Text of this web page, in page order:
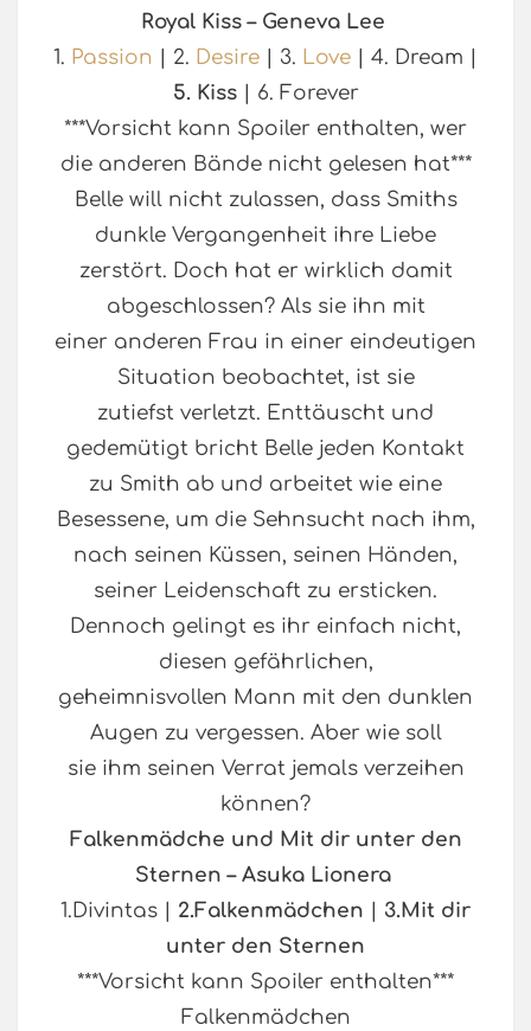
Royal Kiss – Geneva Lee
1. Passion | 2. Desire | 3. Love | 4. Dream |
5. Kiss| 6. Forever
***Vorsicht kann Spoiler enthalten, wer
die anderen Bände nicht gelesen hat***
Belle will nicht zulassen, dass Smiths
dunkle Vergangenheit ihre Liebe
zerstört. Doch hat er wirklich damit
abgeschlossen? Als sie ihn mit
einer anderen Frau in einer eindeutigen
Situation beobachtet, ist sie
zutiefst verletzt. Enttäuscht und
gedemütigt bricht Belle jeden Kontakt
zu Smith ab und arbeitet wie eine
Besessene, um die Sehnsucht nach ihm,
nach seinen Küssen, seinen Händen,
seiner Leidenschaft zu ersticken.
Dennoch gelingt es ihr einfach nicht,
diesen gefährlichen,
geheimnisvollen Mann mit den dunklen
Augen zu vergessen. Aber wie soll
sie ihm seinen Verrat jemals verzeihen
können?
Falkenmädche und Mit dir unter den
Sternen – Asuka Lionera
1.Divintas | 2.Falkenmädchen
3.Mit dir
unter den Sternen
***Vorsicht kann Spoiler enthalten***
Falkenmädchen